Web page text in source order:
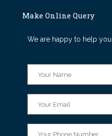
Make Online Query
We are happy to help you